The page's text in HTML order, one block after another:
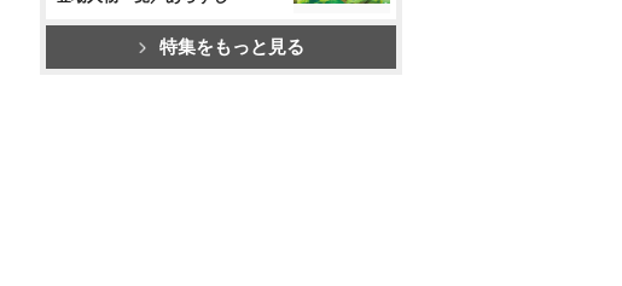
特集をもっと見る